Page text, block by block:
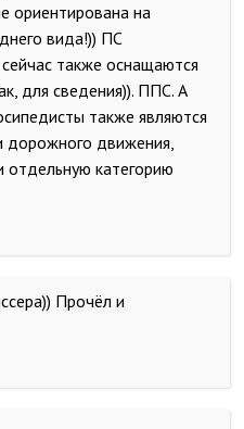
ориентирована на
вида!)) ПС
также оснащаются
для сведения)). ППС. А
также являются
дорожного движения,
отдельную категорию
Прочёл и